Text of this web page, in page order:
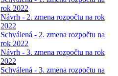
rok 2022
Návrh - 2. zmena rozpočtu na rok
2022
Schválená - 2. zmena rozpočtu na
rok 2022
Návrh - 3. zmena rozpočtu na rok
2022
Schválená - 3. zmena rozpočtu na